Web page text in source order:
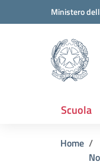
Vai ai contenuti
Vai al menu diMinistero
della scuola
Scuola
Home